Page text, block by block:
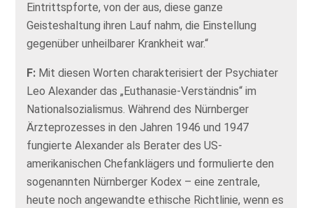
Eintrittspforte, von der aus, diese ganze
Geisteshaltung ihren Lauf nahm, die Einstellung
gegenüber unheilbarer Krankheit war.“
F: Mit diesen Worten charakterisiert der Psychiater
Leo Alexander das „Euthanasie-Verständnis“ im
Nationalsozialismus. Während des Nürnberger
Ärzteprozesses in den Jahren 1946 und 1947
fungierte Alexander als Berater des US-
amerikanischen Chefanklägers und formulierte den
sogenannten Nürnberger Kodex – eine zentrale,
heute noch angewandte ethische Richtlinie, wenn es